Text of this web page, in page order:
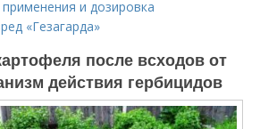
и дозировка
«Гезагарда»
после всходов от
действия гербицидов